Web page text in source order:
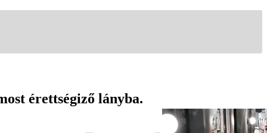
érettségiző lányba.